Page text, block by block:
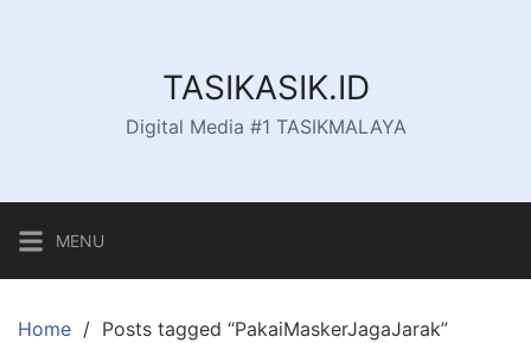
TASIKASIK.ID
Digital Media #1 TASIKMALAYA
MENU
Home Posts tagged “PakaiMaskerJagaJarak”